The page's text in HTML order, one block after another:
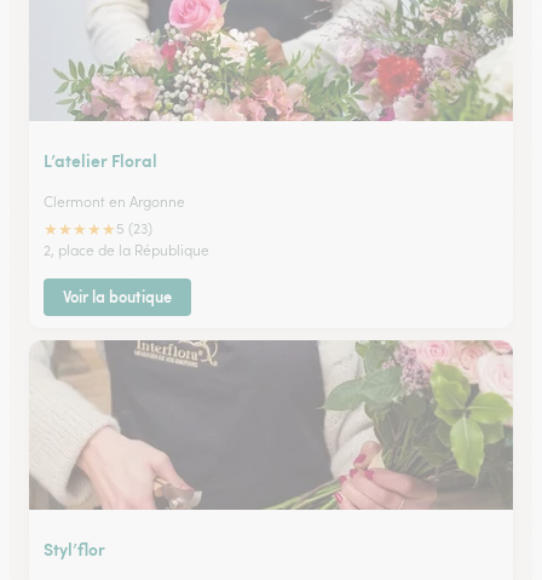
L’atelier Floral
Clermont en Argonne
★★★★★ 5 (23)
2, place de la République
Voir la boutique
Styl’flor